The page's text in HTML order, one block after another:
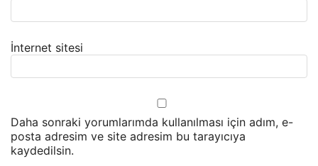
İnternet sitesi
Daha sonraki yorumlarımda kullanılması için adım, e-
posta adresim ve site adresim bu tarayıcıya
kaydedilsin.